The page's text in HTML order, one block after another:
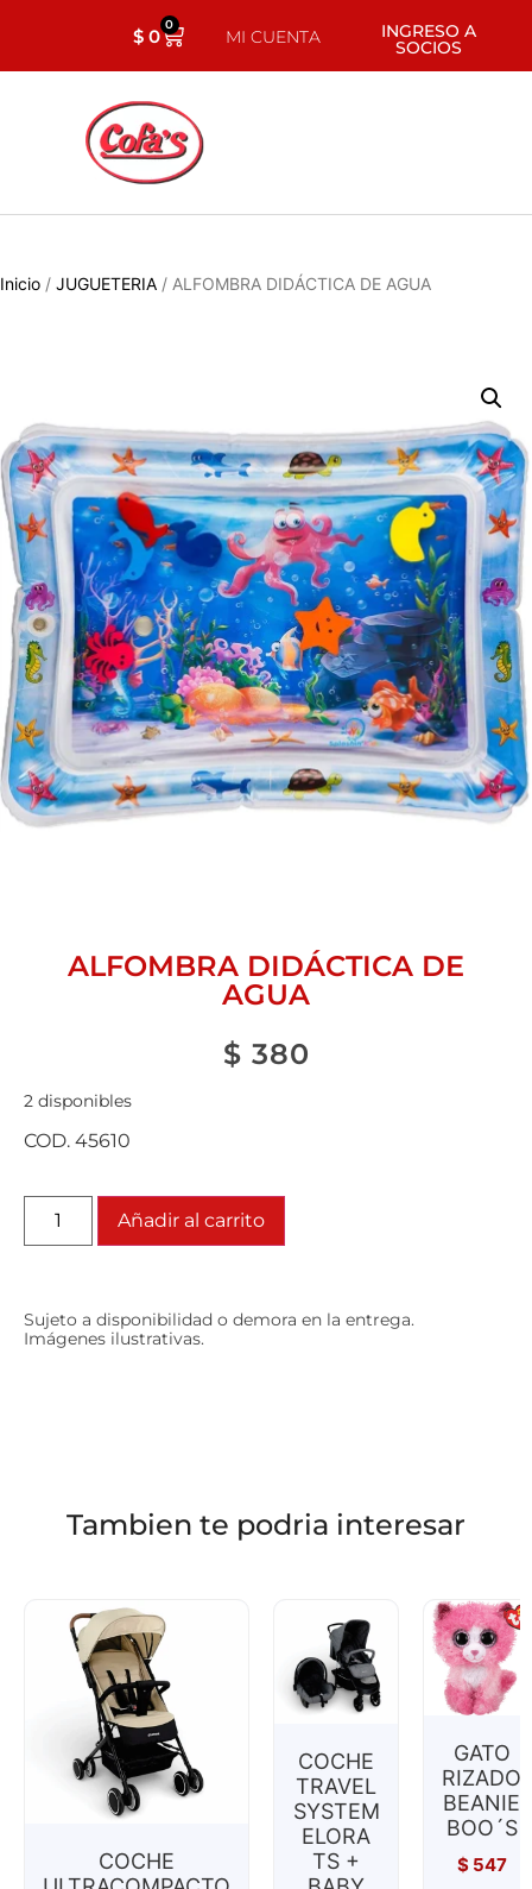
$0 0
MI CUENTA INGRESO A
SOCIOS
Inicio / JUGUETERIA / ALFOMBRA DIDÁCTICA DE AGUA
ALFOMBRA DIDÁCTICA DE
AGUA
$ 380
2 disponibles
COD. 45610
Añadir al carrito
Sujeto a disponibilidad o demora en la entrega.
Imágenes ilustrativas.
Tambien te podria interesar
COCHE
COCHE
TRAVEL
SYSTEM
ELORA
TS +
GATO
RIZADO
BEANIE
BOO´S
$547